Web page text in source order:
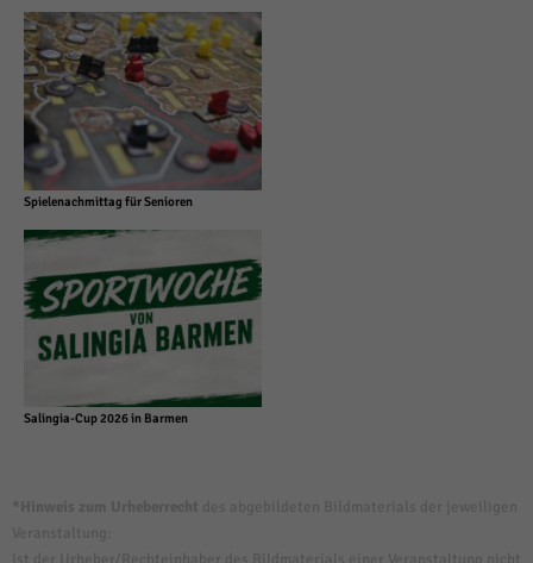
Spielenachmittag für Senioren
Salingia-Cup 2026 in Barmen